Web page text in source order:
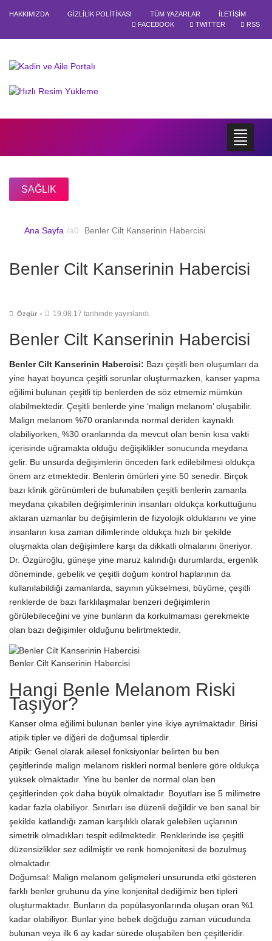
HAKKIMIZDA GIZLILIK POLITIKASI TÜM YAZARLAR
İLETIŞIM
FACEBOOK
TWITTER RSS
SAĞLIK
Ana Sayfa Benler Cilt Kanserinin Habercisi
Benler Cilt Kanserinin Habercisi
Özgür - 19.08.17 tarihinde yayınlandı.
Benler Cilt Kanserinin Habercisi
Benler Cilt Kanserinin Habercisi: Bazı çeşitli ben oluşumları da
yine hayat boyunca çeşitli sorunlar oluşturmazken, kanser yapma
eğilimi bulunan çeşitli tip benlerden de söz etmemiz mümkün
olabilmektedir. Çeşitli benlerde yine ‘malign melanom’ oluşabilir.
Malign melanom %70 oranlarında normal deriden kaynaklı
olabiliyorken, %30 oranlarında da mevcut olan benin kısa vakti
içerisinde uğramakta olduğu değişiklikler sonucunda meydana
gelir. Bu unsurda değişimlerin önceden fark edilebilmesi oldukça
önem arz etmektedir. Benlerin ömürleri yine 50 senedir. Birçok
bazı klinik görünümleri de bulunabilen çeşitli benlerin zamanla
meydana çıkabilen değişimlerinin insanları oldukça korkuttuğunu
aktaran uzmanlar bu değişimlerin de fizyolojik olduklarını ve yine
insanların kısa zaman dilimlerinde oldukça hızlı bir şekilde
oluşmakta olan değişimlere karşı da dikkatli olmalarını öneriyor.
Dr. Özgüroğlu, güneşe yine maruz kalındığı durumlarda, ergenlik
döneminde, gebelik ve çeşitli doğum kontrol haplarının da
kullanılabildiği zamanlarda, sayının yükselmesi, büyüme, çeşitli
renklerde de bazı farklılaşmalar benzeri değişimlerin
görülebileceğini ve yine bunların da korkulmaması gerekmekte
olan bazı değişimler olduğunu belirtmektedir.
Benler Cilt Kanserinin Habercisi
Hangi Benle Melanom Riski
Taşıyor?
Kanser olma eğilimi bulunan benler yine ikiye ayrılmaktadır. Birisi
atipik tipler ve diğeri de doğumsal tiplerdir.
Atipik: Genel olarak ailesel fonksiyonlar belirten bu ben
çeşitlerinde malign melanom riskleri normal benlere göre oldukça
yüksek olmaktadır. Yine bu benler de normal olan ben
çeşitlerinden çok daha büyük olmaktadır. Boyutları ise 5 milimetre
kadar fazla olabiliyor. Sınırları ise düzenli değildir ve ben sanal bir
şekilde katlandığı zaman karşılıklı olarak gelebilen uçlarının
simetrik olmadıkları tespit edilmektedir. Renklerinde ise çeşitli
düzensizlikler sez edilmiştir ve renk homojenitesi de bozulmuş
olmaktadır.
Doğumsal: Malign melanom gelişmeleri unsurunda etki gösteren
farklı benler grubunu da yine konjenital dediğimiz ben tipleri
oluşturmaktadır. Bunların da popülasyonlarında oluşan oran %1
kadar olabiliyor. Bunlar yine bebek doğduğu zaman vücudunda
bulunan veya ilk 6 ay kadar sürede oluşabilen ben çeşitleridir.